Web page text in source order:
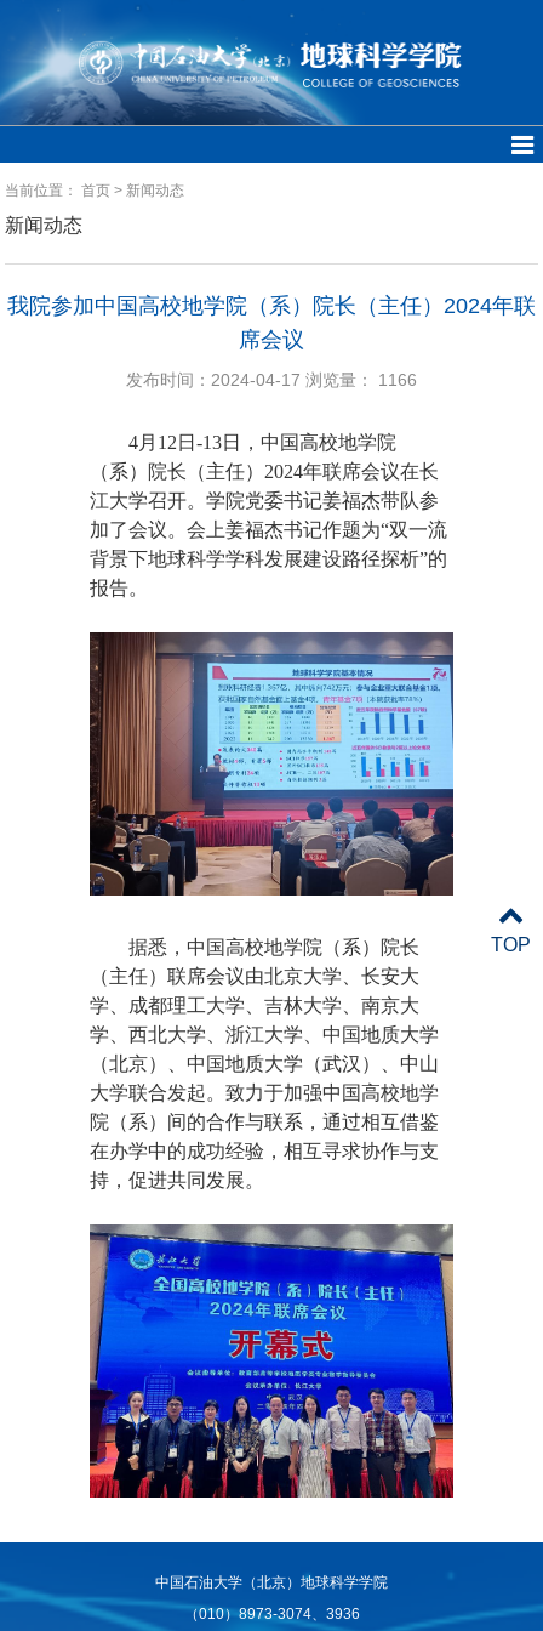
当前位置：首页 > 新闻动态
新闻动态
我院参加中国高校地学院（系）院长（主任）2024年联
席会议
发布时间：2024-04-17 浏览量： 1166
4月12日-13日，中国高校地学院
（系）院长（主任）2024年联席会议在长
江大学召开。学院党委书记姜福杰带队参
加了会议。会上姜福杰书记作题为“双一流
背景下地球科学学科发展建设路径探析”的
报告。
据悉，中国高校地学院（系）院长
（主任）联席会议由北京大学、长安大
学、成都理工大学、吉林大学、南京大
学、西北大学、浙江大学、中国地质大学
（北京）、中国地质大学（武汉）、中山
大学联合发起。致力于加强中国高校地学
院（系）间的合作与联系，通过相互借鉴
在办学中的成功经验，相互寻求协作与支
持，促进共同发展。
中国石油大学（北京）地球科学学院
（010）8973-3074、3936
TOP